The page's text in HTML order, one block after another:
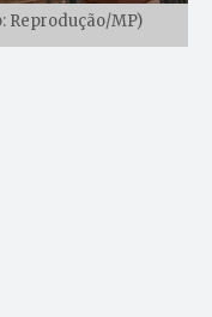
Reprodução/MP)